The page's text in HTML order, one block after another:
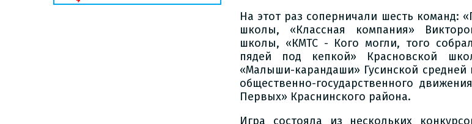
На этот раз соперничали шесть команд:
школы, «Классная компания»
школы, «КМТС - Кого могли, того
пядей под кепкой» Красновской
«Малыши-карандаши» Гусинской
общественно-государственного
Первых» Краснинского района.
Игра состояла из нескольких